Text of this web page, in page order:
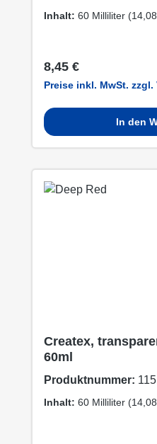
Inhalt: 60 Milliliter
Regulärer Preis:
8,45 €
Preise inkl. MwSt.
In den
Createx,
60ml
Produktnummer:
Inhalt: 60 Milliliter